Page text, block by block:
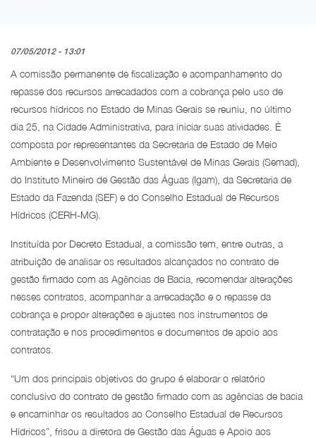
07/05/2012 - 13:01
A comissão permanente de fiscalização e acompanhamento do
repasse dos recursos arrecadados com a cobrança pelo uso de
recursos hídricos no Estado de Minas Gerais se reuniu, no último
dia 25, na Cidade Administrativa, para iniciar suas atividades. É
composta por representantes da Secretaria de Estado de Meio
Ambiente e Desenvolvimento Sustentável de Minas Gerais (Semad),
do Instituto Mineiro de Gestão das Águas (Igam), da Secretaria de
Estado da Fazenda (SEF) e do Conselho Estadual de Recursos
Hídricos (CERH-MG).
Instituída por Decreto Estadual, a comissão tem, entre outras, a
atribuição de analisar os resultados alcançados no contrato de
gestão firmado com as Agências de Bacia, recomendar alterações
nesses contratos, acompanhar a arrecadação e o repasse da
cobrança e propor alterações e ajustes nos instrumentos de
contratação e nos procedimentos e documentos de apoio aos
contratos.
“Um dos principais objetivos do grupo é elaborar o relatório
conclusivo do contrato de gestão firmado com as agências de bacia
e encaminhar os resultados ao Conselho Estadual de Recursos
Hídricos”, frisou a diretora de Gestão das Águas e Apoio aos